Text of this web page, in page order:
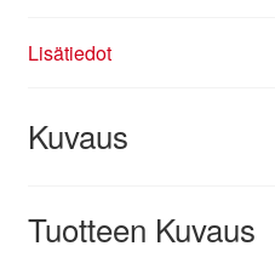
Lisätiedot
Kuvaus
Tuotteen Kuvaus